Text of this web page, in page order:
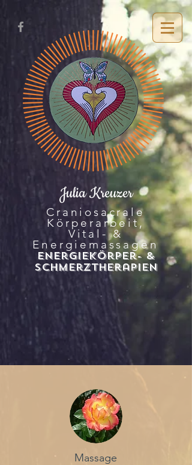
Julia Kreuzer
Craniosacrale
Körperarbeit,
Vital- &
Energiemassagen
Energiekörper- &
SchMerztherapien
Massage